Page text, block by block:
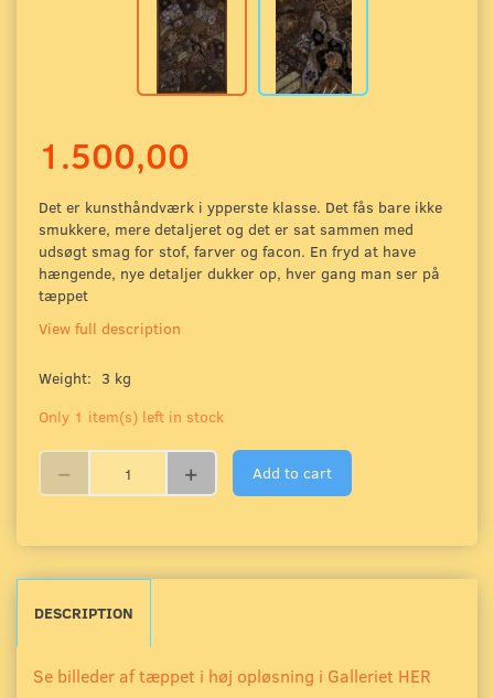
1.500,00
Det er kunsthåndværk i ypperste klasse. Det fås bare ikke
smukkere, mere detaljeret og det er sat sammen med
udsøgt smag for stof, farver og facon. En fryd at have
hængende, nye detaljer dukker op, hver gang man ser på
tæppet
View full description
Weight: 3 kg
Only 1 item(s) left in stock
Add to cart
DESCRIPTION
Se billeder af tæppet i høj opløsning i Galleriet HER